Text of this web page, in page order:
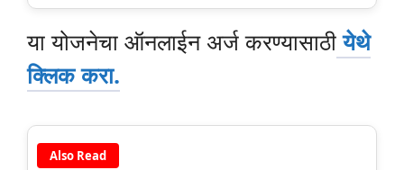
या योजनेचा ऑनलाईन अर्ज करण्यासाठीयेथे
क्लिक करा.
Also Read